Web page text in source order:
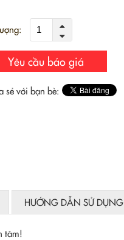
Yêu cầu báo giá
sẻ với bạn bè:
HƯỚNG DẪN SỬ DỤNG
tâm!